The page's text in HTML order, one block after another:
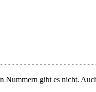
gibt es nicht.